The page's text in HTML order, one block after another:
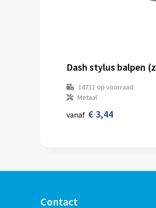
14711 op voorraad
Metaal
vanaf € 3,44
Contact